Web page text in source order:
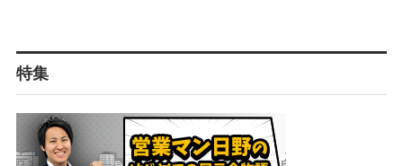
特集